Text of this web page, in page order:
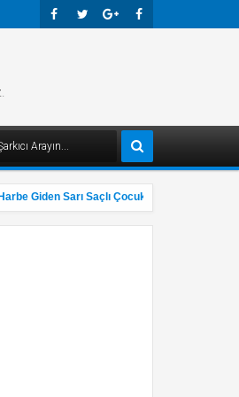
Giden Sarı Saçlı Çocuk Şarkı Sözü